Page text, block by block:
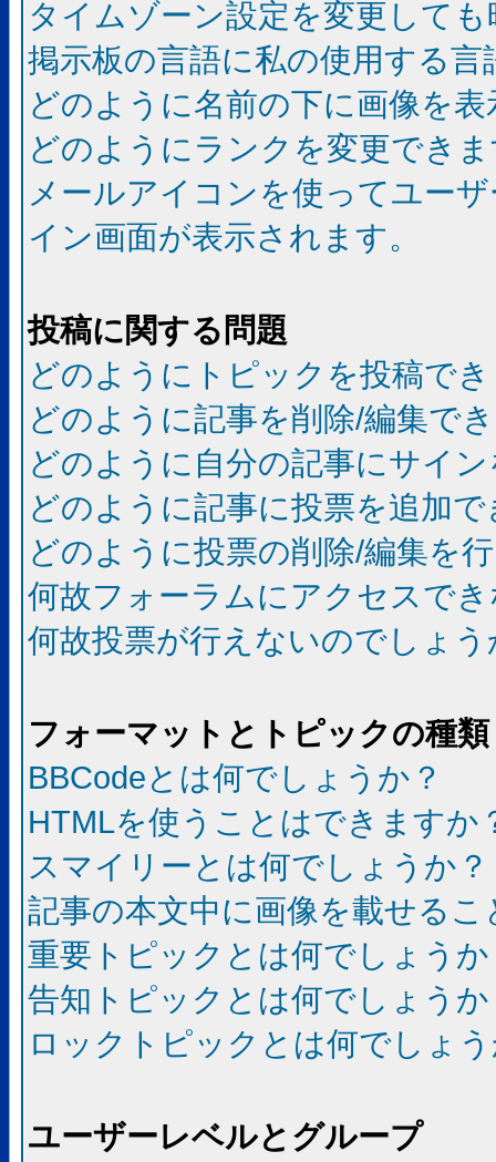
タイムゾーン設定を変更して
掲示板の言語に私の使用する
どのように名前の下に画像を
どのようにランクを変更でき
メールアイコンを使ってユー
イン画面が表示されます。
投稿に関する問題
どのようにトピックを投稿で
どのように記事を削除/編集で
どのように自分の記事にサイ
どのように記事に投票を追加
どのように投票の削除/編集を
何故フォーラムにアクセスで
何故投票が行えないのでしょう
フォーマットとトピックの種類
BBCodeとは何でしょうか？
HTMLを使うことはできますか
スマイリーとは何でしょうか？
記事の本文中に画像を載せる
重要トピックとは何でしょうか
告知トピックとは何でしょうか
ロックトピックとは何でしょ
ユーザーレベルとグループ